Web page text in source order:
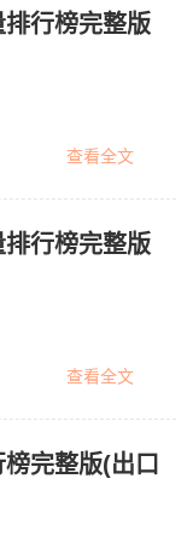
行榜完整版
查看全文
行榜完整版
查看全文
完整版(出口